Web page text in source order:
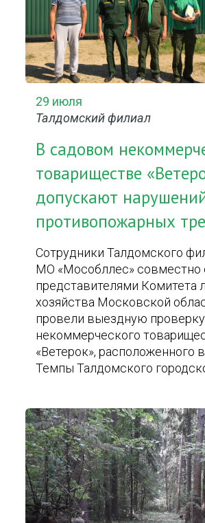
29 июля
Талдомский филиал
В садовом
товариществе
допускают
противопожарных
Сотрудники Талдомского
МО «Мособллес» совместно
представителями Комитета
хозяйства Московской
провели выездную
некоммерческого
«Ветерок», расположенного
Темпы Талдомского